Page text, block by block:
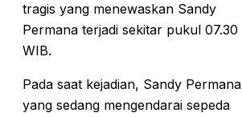
tragis yang menewaskan Sandy
Permana terjadi sekitar pukul 07.30
WIB.
Pada saat kejadian, Sandy Permana
yang sedang mengendarai sepeda